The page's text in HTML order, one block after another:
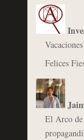
Felices
El Arco